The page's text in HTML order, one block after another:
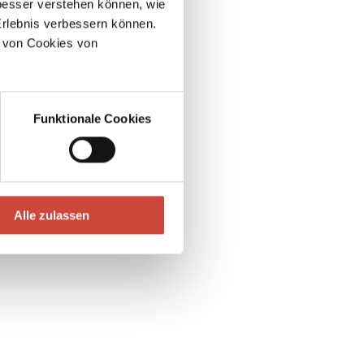
verstehen können, wie
verbessern können.
Cookies von
Funktionale Cookies
Alle zulassen